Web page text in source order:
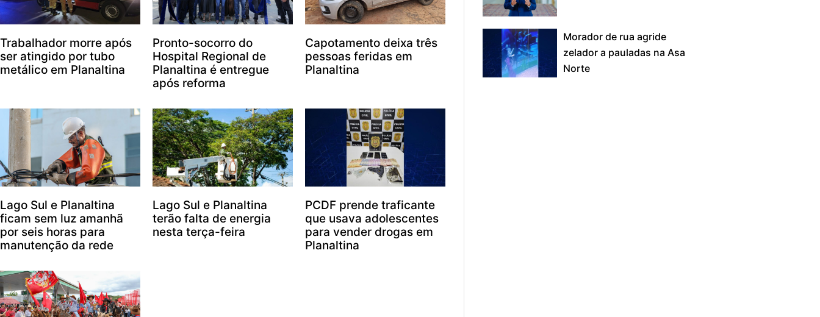
Trabalhador morre após
ser atingido por tubo
metálico em Planaltina
Pronto-socorro do
Hospital Regional de
Planaltina é entregue
após reforma
Capotamento deixa três
pessoas feridas em
Planaltina
Lago Sul e Planaltina
ficam sem luz amanhã
por seis horas para
manutenção da rede
Lago Sul e Planaltina
terão falta de energia
nesta terça-feira
PCDF prende traficante
que usava adolescentes
para vender drogas em
Planaltina
Morador de rua agride
zelador a pauladas na Asa
Norte